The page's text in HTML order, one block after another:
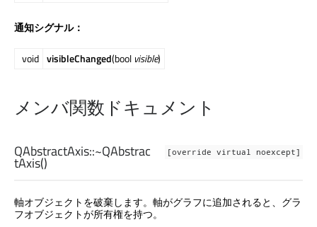
通知シグナル：
void visibleChanged(bool visible)
メンバ関数ドキュメント
[override virtual noexcept]
QAbstractAxis::~QAbstrac
tAxis()
軸オブジェクトを破棄します。軸がグラフに追加されると、グラ
フオブジェクトが所有権を持つ。